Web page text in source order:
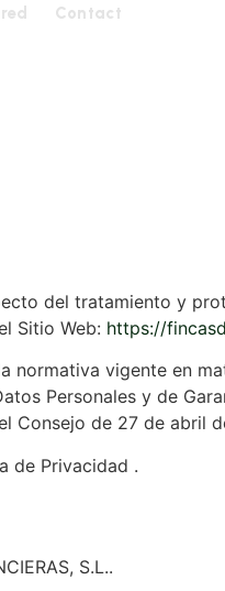
Contact
del tratamiento y
Sitio Web: https://
normativa vigente en
Personales y de
Consejo de 27 de abril
de Privacidad .
S.L..